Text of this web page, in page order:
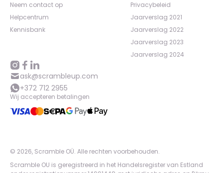
Neem contact op
Helpcentrum
Kennisbank
Privacybeleid
Jaarverslag 2021
Jaarverslag 2022
Jaarverslag 2023
Jaarverslag 2024
ask@scrambleup.com
+372 712 2955
Wij accepteren betalingen
© 2026, Scramble OÜ. Alle rechten voorbehouden.
Scramble OU is geregistreerd in het Handelsregister van Estland